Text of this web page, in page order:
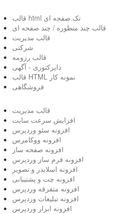
قالب html تک صفحه ای
قالب چند منظوره / چند صفحه ای
قالب مدیریت
شرکتی
قالب رزومه
دایرکتوری - آگهی
قالب HTML نمونه کار
فروشگاهی
قالب مدیریت
افزایش سرعت سایت
افزونه سئو وردپرس
افزونه ووکامرس
افزونه صفحه ساز
افزونه فرم ساز وردپرس
افزونه اسلایدر و تصویر
افزونه چت و پشتیبانی
افزونه متفرقه وردپرس
افزونه تبلیغات وردپرس
افزونه ابزار وردپرس